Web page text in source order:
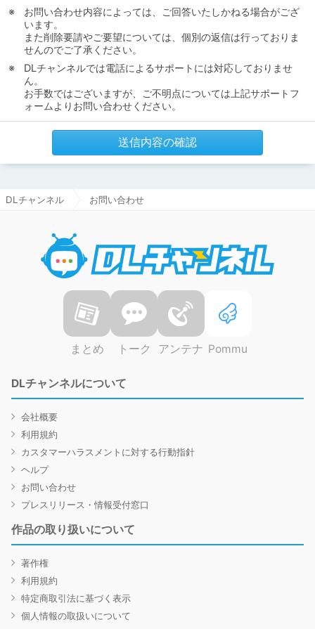
お問い合わせ内容によっては、ご回答いたしかねる場合がござ
います。
また削除要請やご要望については、個別の返信は行っておりま
せんのでご了承ください。
DLチャンネルでは電話によるサポートには対応しておりませ
ん。
お手数ではございますが、ご不明点については上記サポートフ
ォームよりお問い合わせください。
送信内容の確認
DLチャンネル お問い合わせ
まとめ トーク アンテナ Pommu
DLチャンネルについて
会社概要
利用規約
カスタマーハラスメントに対する行動指針
ヘルプ
お問い合わせ
プレスリリース・情報受付窓口
作品の取り扱いについて
著作権
利用規約
特定商取引法に基づく表示
個人情報の取扱いについて